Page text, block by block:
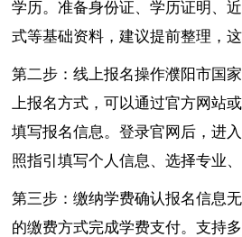
学历。准备身份证、学历证明、
式等基础资料，建议提前整理，这
第二步：线上报名操作濮阳市国
上报名方式，可以通过官方网站
填写报名信息。登录官网后，进
照指引填写个人信息、选择专业、
第三步：缴纳学费确认报名信息
的缴费方式完成学费支付。支持